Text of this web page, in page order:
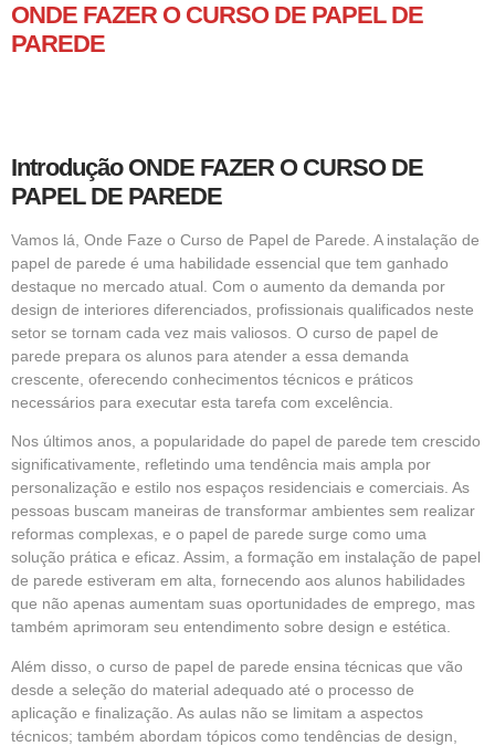
ONDE FAZER O CURSO DE PAPEL DE
PAREDE
Introdução ONDE FAZER O CURSO DE
PAPEL DE PAREDE
Vamos lá, Onde Faze o Curso de Papel de Parede. A instalação de
papel de parede é uma habilidade essencial que tem ganhado
destaque no mercado atual. Com o aumento da demanda por
design de interiores diferenciados, profissionais qualificados neste
setor se tornam cada vez mais valiosos. O curso de papel de
parede prepara os alunos para atender a essa demanda
crescente, oferecendo conhecimentos técnicos e práticos
necessários para executar esta tarefa com excelência.
Nos últimos anos, a popularidade do papel de parede tem crescido
significativamente, refletindo uma tendência mais ampla por
personalização e estilo nos espaços residenciais e comerciais. As
pessoas buscam maneiras de transformar ambientes sem realizar
reformas complexas, e o papel de parede surge como uma
solução prática e eficaz. Assim, a formação em instalação de papel
de parede estiveram em alta, fornecendo aos alunos habilidades
que não apenas aumentam suas oportunidades de emprego, mas
também aprimoram seu entendimento sobre design e estética.
Além disso, o curso de papel de parede ensina técnicas que vão
desde a seleção do material adequado até o processo de
aplicação e finalização. As aulas não se limitam a aspectos
técnicos; também abordam tópicos como tendências de design,